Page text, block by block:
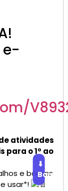
e-
atividades
para o 1º ao
e bordas
usar*!
⬇
Baixar